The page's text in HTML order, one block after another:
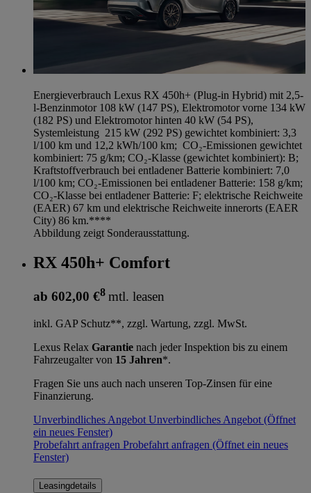
Energieverbrauch Lexus RX 450h+ (Plug-in Hybrid) mit 2,5-
l-Benzinmotor 108 kW (147 PS), Elektromotor vorne 134 kW
(182 PS) und Elektromotor hinten 40 kW (54 PS),
Systemleistung 215 kW (292 PS) gewichtet kombiniert: 3,3
l/100 km und 12,2 kWh/100 km; CO₂-Emissionen gewichtet
kombiniert: 75 g/km; CO₂-Klasse (gewichtet kombiniert): B;
Kraftstoffverbrauch bei entladener Batterie kombiniert: 7,0
l/100 km; CO₂-Emissionen bei entladener Batterie: 158 g/km;
CO₂-Klasse bei entladener Batterie: F; elektrische Reichweite
(EAER) 67 km und elektrische Reichweite innerorts (EAER
City) 86 km.****
Abbildung zeigt Sonderausstattung.
RX 450h+ Comfort
ab 602,00 €8 mtl. leasen
inkl. GAP Schutz**, zzgl. Wartung, zzgl. MwSt.
Lexus Relax Garantie nach jeder Inspektion bis zu einem
Fahrzeugalter von 15 Jahren*.
Fragen Sie uns auch nach unseren Top-Zinsen für eine
Finanzierung.
Unverbindliches Angebot Unverbindliches Angebot (Öffnet
ein neues Fenster)
Probefahrt anfragen Probefahrt anfragen (Öffnet ein neues
Fenster)
Leasingdetails